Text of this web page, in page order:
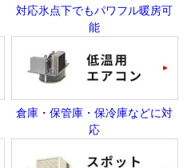
対応氷点下でもパワフル暖房可
能
倉庫・保管庫・保冷庫などに対
応